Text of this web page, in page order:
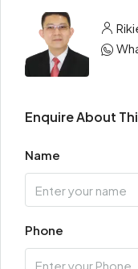
Enquire About
Name
Phone